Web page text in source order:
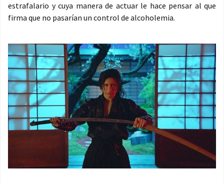
estrafalario y cuya manera de actuar le hace pensar al que
firma que no pasarían un control de alcoholemia.